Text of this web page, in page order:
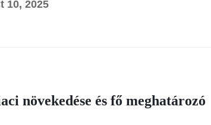
10, 2025
növekedése és fő meghatározó